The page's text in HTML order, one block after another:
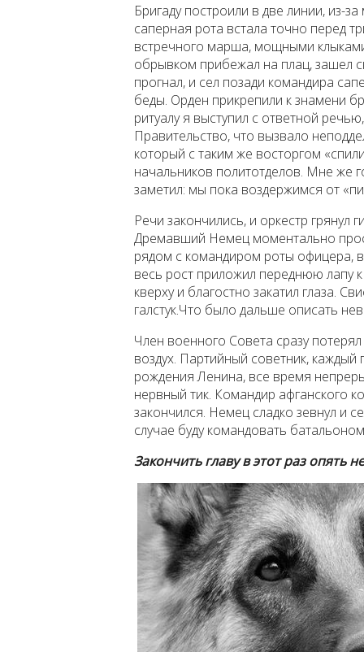
Бригаду построили в две линии, из-
саперная рота встала точно перед
встречного марша, мощными
обрывком прибежал на плац, зашел
прогнал, и сел позади командира
беды. Орден прикрепили к знамени
ритуалу я выступил с ответной
Правительство, что вызвало
который с таким же восторгом
начальников политотделов. Мне же
заметил: мы пока воздержимся от
Речи закончились, и оркестр грянул
Дремавший Немец моментально
рядом с командиром роты офицера,
весь рост приложил переднюю лапу
кверху и благостно закатил глаза.
галстук.Что было дальше описать
Член военного Совета сразу
воздух. Партийный советник,
рождения Ленина, все время
нервный тик. Командир афганского
закончился. Немец сладко зевнул и
случае буду командовать
Закончить главу в этот раз опять